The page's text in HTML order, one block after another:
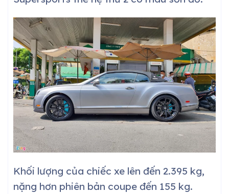
Khối lượng của chiếc xe lên đến 2.395 kg,
nặng hơn phiên bản coupe đến 155 kg.